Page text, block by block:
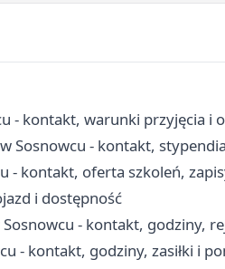
- kontakt, warunki przyjęcia i
Sosnowcu - kontakt,
- kontakt, oferta szkoleń,
i dostępność
- kontakt, godziny,
- kontakt, godziny, zasiłki i